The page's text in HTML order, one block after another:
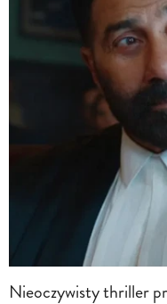
Nieoczywisty thriller